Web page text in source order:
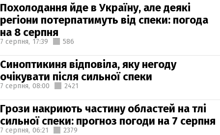
Похолодання йде в Україну, але деякі
регіони потерпатимуть від спеки: погода
на 8 серпня
7 серпня, 17:39 586
Синоптикиня відповіла, яку негоду
очікувати після сильної спеки
7 серпня, 08:00 2421
Грози накриють частину областей на тлі
сильної спеки: прогноз погоди на 7 серпня
7 серпня, 06:21 2379